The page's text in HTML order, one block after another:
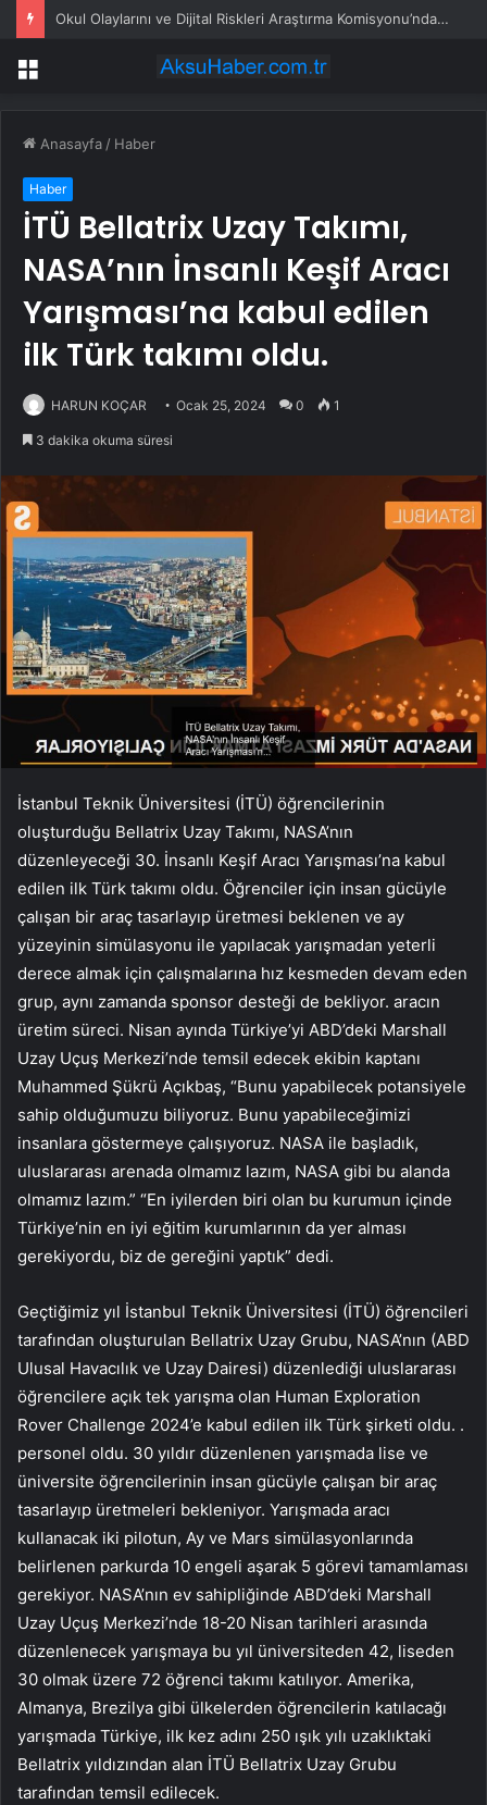
Okul Olaylarını ve Dijital Riskleri Araştırma Komisyonu’nda öğrenciler konuştu: Bir arkadaşımız zorbalığa, şantaja ve siber zorbalığa uğradığında ne yapacağını bilemiyor
Menü
Anasayfa / Haber
Haber
İTÜ Bellatrix Uzay Takımı,
NASA’nın İnsanlı Keşif Aracı
Yarışması’na kabul edilen
ilk Türk takımı oldu.
HARUN KOÇAR Ocak 25, 2024 0 1
3 dakika okuma süresi
İstanbul Teknik Üniversitesi (İTÜ) öğrencilerinin
oluşturduğu Bellatrix Uzay Takımı, NASA’nın
düzenleyeceği 30. İnsanlı Keşif Aracı Yarışması’na kabul
edilen ilk Türk takımı oldu. Öğrenciler için insan gücüyle
çalışan bir araç tasarlayıp üretmesi beklenen ve ay
yüzeyinin simülasyonu ile yapılacak yarışmadan yeterli
derece almak için çalışmalarına hız kesmeden devam eden
grup, aynı zamanda sponsor desteği de bekliyor. aracın
üretim süreci. Nisan ayında Türkiye’yi ABD’deki Marshall
Uzay Uçuş Merkezi’nde temsil edecek ekibin kaptanı
Muhammed Şükrü Açıkbaş, “Bunu yapabilecek potansiyele
sahip olduğumuzu biliyoruz. Bunu yapabileceğimizi
insanlara göstermeye çalışıyoruz. NASA ile başladık,
uluslararası arenada olmamız lazım, NASA gibi bu alanda
olmamız lazım.” “En iyilerden biri olan bu kurumun içinde
Türkiye’nin en iyi eğitim kurumlarının da yer alması
gerekiyordu, biz de gereğini yaptık” dedi.
Geçtiğimiz yıl İstanbul Teknik Üniversitesi (İTÜ) öğrencileri
tarafından oluşturulan Bellatrix Uzay Grubu, NASA’nın (ABD
Ulusal Havacılık ve Uzay Dairesi) düzenlediği uluslararası
öğrencilere açık tek yarışma olan Human Exploration
Rover Challenge 2024’e kabul edilen ilk Türk şirketi oldu. .
personel oldu. 30 yıldır düzenlenen yarışmada lise ve
üniversite öğrencilerinin insan gücüyle çalışan bir araç
tasarlayıp üretmeleri bekleniyor. Yarışmada aracı
kullanacak iki pilotun, Ay ve Mars simülasyonlarında
belirlenen parkurda 10 engeli aşarak 5 görevi tamamlaması
gerekiyor. NASA’nın ev sahipliğinde ABD’deki Marshall
Uzay Uçuş Merkezi’nde 18-20 Nisan tarihleri ​​arasında
düzenlenecek yarışmaya bu yıl üniversiteden 42, liseden
30 olmak üzere 72 öğrenci takımı katılıyor. Amerika,
Almanya, Brezilya gibi ülkelerden öğrencilerin katılacağı
yarışmada Türkiye, ilk kez adını 250 ışık yılı uzaklıktaki
Bellatrix yıldızından alan İTÜ Bellatrix Uzay Grubu
tarafından temsil edilecek.